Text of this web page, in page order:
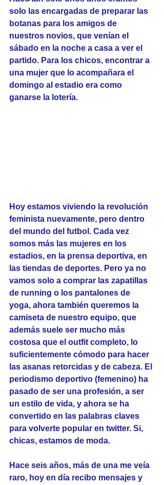
solo las encargadas de preparar las
botanas para los amigos de
nuestros novios, que venían el
sábado en la noche a casa a ver el
partido. Para los chicos, encontrar a
una mujer que lo acompañara el
domingo al estadio era como
ganarse la lotería.
Hoy estamos viviendo la revolución
feminista nuevamente, pero dentro
del mundo del futbol. Cada vez
somos más las mujeres en los
estadios, en la prensa deportiva, en
las tiendas de deportes. Pero ya no
vamos solo a comprar las zapatillas
de running o los pantalones de
yoga, ahora también queremos la
camiseta de nuestro equipo, que
además suele ser mucho más
costosa que el outfit completo, lo
suficientemente cómodo para hacer
las asanas retorcidas y de cabeza. El
periodismo deportivo (femenino) ha
pasado de ser una profesión, a ser
un estilo de vida, y ahora se ha
convertido en las palabras claves
para volverte popular en twitter. Si,
chicas, estamos de moda.
Hace seis años, más de una me veía
raro, hoy en día recibo mensajes y